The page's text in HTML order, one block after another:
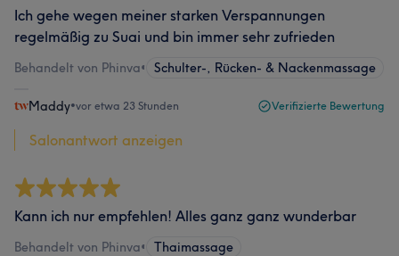
Ich gehe wegen meiner starken Verspannungen
regelmäßig zu Suai und bin immer sehr zufrieden
Behandelt von Phinva• Schulter-, Rücken- & Nackenmassage
Maddy•vor etwa 23 Stunden Verifizierte Bewertung
Salonantwort anzeigen
Kann ich nur empfehlen! Alles ganz ganz wunderbar
Behandelt von Phinva• Thaimassage